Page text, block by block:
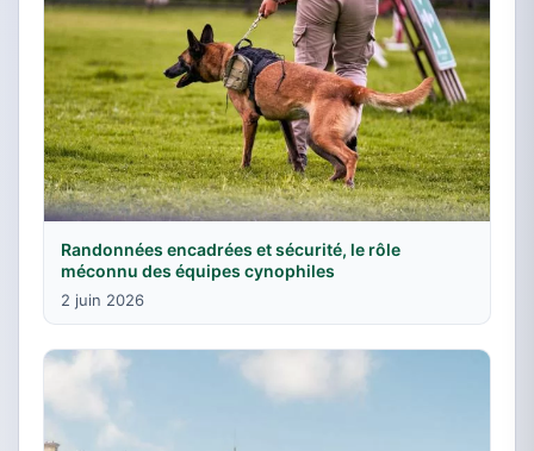
Randonnées encadrées et sécurité, le rôle
méconnu des équipes cynophiles
2 juin 2026